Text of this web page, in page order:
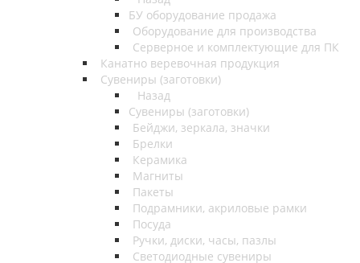
БУ оборудование продажа
Оборудование для производства
Серверное и комплектующие для ПК
Канатно веревочная продукция
Сувениры (заготовки)
Назад
Сувениры (заготовки)
Бейджи, зеркала, значки
Брелки
Керамика
Магниты
Пакеты
Подрамники, акриловые рамки
Посуда
Ручки, диски, часы, пазлы
Светодиодные сувениры